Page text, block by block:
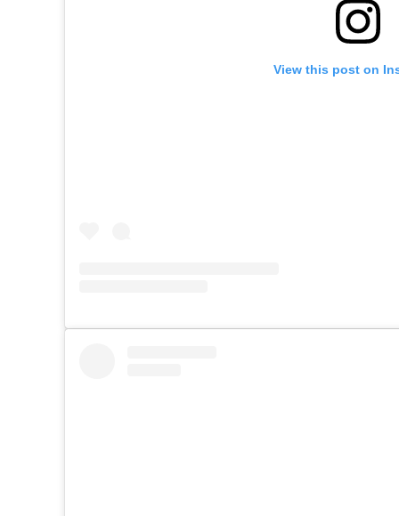
View this post on